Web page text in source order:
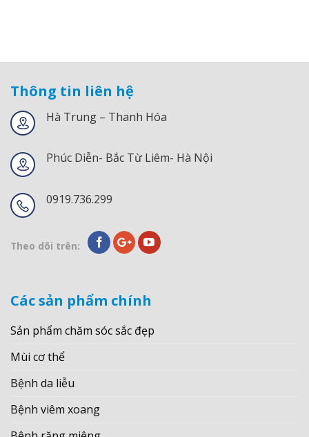
Thông tin liên hệ
Hà Trung – Thanh Hóa
Phúc Diễn- Bắc Từ Liêm- Hà Nội
0919.736.299
Theo dõi trên:
Các sản phẩm chính
Sản phẩm chăm sóc sắc đẹp
Mùi cơ thể
Bệnh da liễu
Bệnh viêm xoang